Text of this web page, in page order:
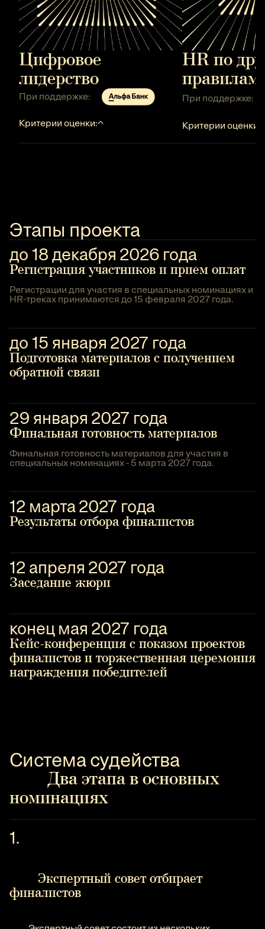
Цифровое
лидерство
При поддержке:
Критерии оценки:
HR по
правилам
При поддержке:
Критерии оценки:
Этапы проекта
до 18 декабря 2026 года
Регистрация участников и прием оплат
Регистрации для участия в специальных номинациях и
HR-треках принимаются до 15 февраля 2027 года.
до 15 января 2027 года
Подготовка материалов с получением
обратной связи
29 января 2027 года
Финальная готовность материалов
Финальная готовность материалов для участия в
специальных номинациях - 5 марта 2027 года.
12 марта 2027 года
Результаты отбора финалистов
12 апреля 2027 года
Заседание жюри
конец мая 2027 года
Кейс-конференция с показом проектов
финалистов и торжественная церемония
награждения победителей
Система судейства
Два этапа в основных
номинациях
Экспертный совет отбирает
финалистов